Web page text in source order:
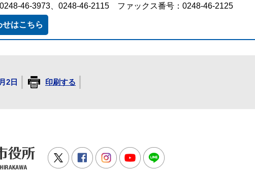
46-3973、0248-46-2115 ファックス番号：0248-46-2125
せはこちら
2日 印刷する
白河市役所
Twitter FacebookInstagramYoutube